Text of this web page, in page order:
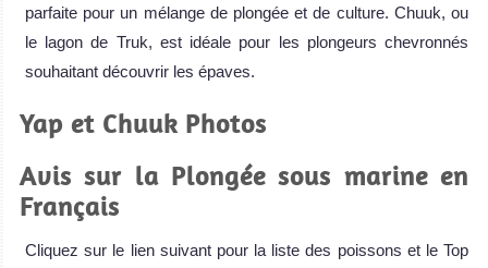
parfaite pour un mélange de plongée et de culture. Chuuk, ou
le lagon de Truk, est idéale pour les plongeurs chevronnés
souhaitant découvrir les épaves.
Yap et Chuuk Photos
Avis sur la Plongée sous marine en
Français
Cliquez sur le lien suivant pour la liste des poissons et le Top